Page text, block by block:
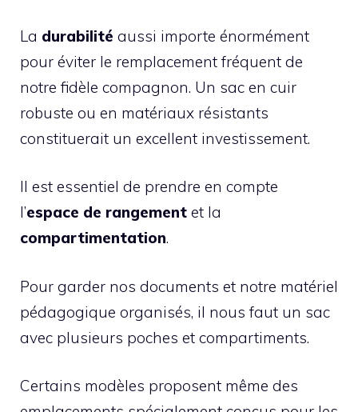
La durabilité aussi importe énormément
pour éviter le remplacement fréquent de
notre fidèle compagnon. Un sac en cuir
robuste ou en matériaux résistants
constituerait un excellent investissement.
Il est essentiel de prendre en compte
l’espace de rangement et la
compartimentation.
Pour garder nos documents et notre matériel
pédagogique organisés, il nous faut un sac
avec plusieurs poches et compartiments.
Certains modèles proposent même des